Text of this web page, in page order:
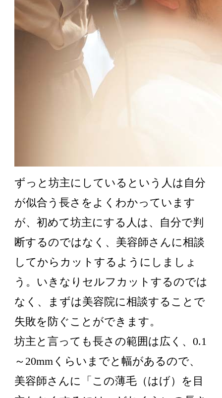
ずっと坊主にしているという人は自分
が似合う長さをよくわかっています
が、初めて坊主にする人は、自分で判
断するのではなく、美容師さんに相談
してからカットするようにしましょ
う。いきなりセルフカットするのでは
なく、まずは美容院に相談することで
失敗を防ぐことができます。
坊主と言っても長さの範囲は広く、0.1
～20mmくらいまでと幅があるので、
美容師さんに「この薄毛（はげ）を目